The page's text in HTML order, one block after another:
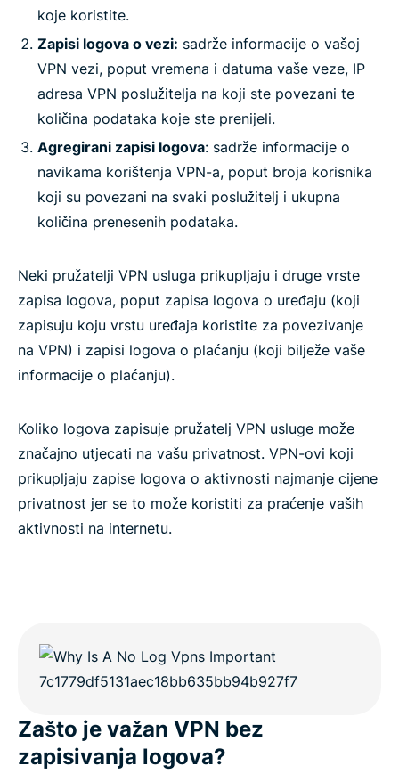
koje koristite.
Zapisi logova o vezi: sadrže informacije o vašoj
VPN vezi, poput vremena i datuma vaše veze, IP
adresa VPN poslužitelja na koji ste povezani te
količina podataka koje ste prenijeli.
Agregirani zapisi logova: sadrže informacije o
navikama korištenja VPN-a, poput broja korisnika
koji su povezani na svaki poslužitelj i ukupna
količina prenesenih podataka.
Neki pružatelji VPN usluga prikupljaju i druge vrste
zapisa logova, poput zapisa logova o uređaju (koji
zapisuju koju vrstu uređaja koristite za povezivanje
na VPN) i zapisi logova o plaćanju (koji bilježe vaše
informacije o plaćanju).
Koliko logova zapisuje pružatelj VPN usluge može
značajno utjecati na vašu privatnost. VPN-ovi koji
prikupljaju zapise logova o aktivnosti najmanje cijene
privatnost jer se to može koristiti za praćenje vaših
aktivnosti na internetu.
Zašto je važan VPN bez
zapisivanja logova?